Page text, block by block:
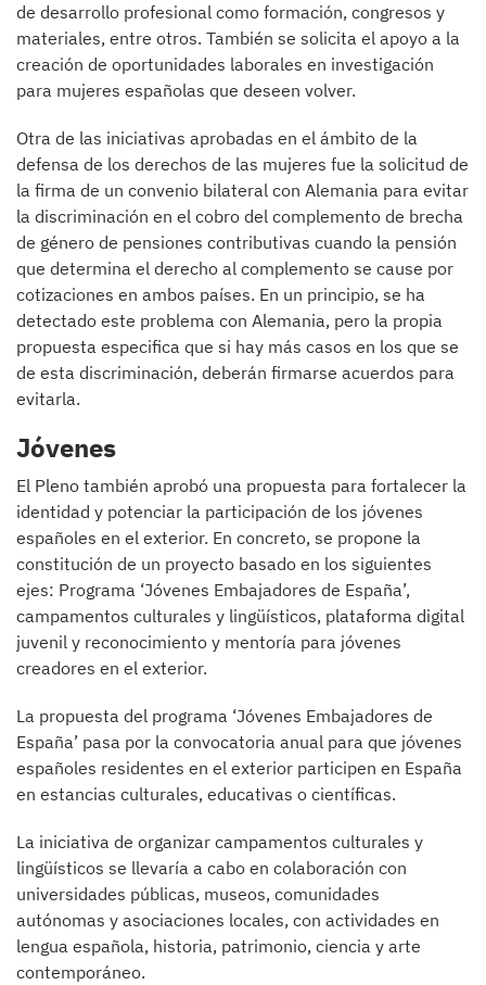
de desarrollo profesional como formación, congresos y
materiales, entre otros. También se solicita el apoyo a la
creación de oportunidades laborales en investigación
para mujeres españolas que deseen volver.
Otra de las iniciativas aprobadas en el ámbito de la
defensa de los derechos de las mujeres fue la solicitud de
la firma de un convenio bilateral con Alemania para evitar
la discriminación en el cobro del complemento de brecha
de género de pensiones contributivas cuando la pensión
que determina el derecho al complemento se cause por
cotizaciones en ambos países. En un principio, se ha
detectado este problema con Alemania, pero la propia
propuesta especifica que si hay más casos en los que se
de esta discriminación, deberán firmarse acuerdos para
evitarla.
Jóvenes
El Pleno también aprobó una propuesta para fortalecer la
identidad y potenciar la participación de los jóvenes
españoles en el exterior. En concreto, se propone la
constitución de un proyecto basado en los siguientes
ejes: Programa ‘Jóvenes Embajadores de España’,
campamentos culturales y lingüísticos, plataforma digital
juvenil y reconocimiento y mentoría para jóvenes
creadores en el exterior.
La propuesta del programa ‘Jóvenes Embajadores de
España’ pasa por la convocatoria anual para que jóvenes
españoles residentes en el exterior participen en España
en estancias culturales, educativas o científicas.
La iniciativa de organizar campamentos culturales y
lingüísticos se llevaría a cabo en colaboración con
universidades públicas, museos, comunidades
autónomas y asociaciones locales, con actividades en
lengua española, historia, patrimonio, ciencia y arte
contemporáneo.